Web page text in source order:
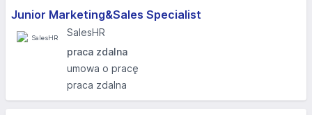
Junior Marketing&Sales Specialist
SalesHR
praca zdalna
umowa o pracę
praca zdalna